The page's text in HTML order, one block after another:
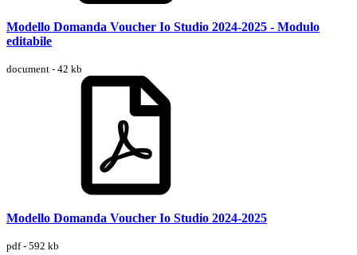
Modello Domanda Voucher Io Studio 2024-2025 - Modulo
editabile
document - 42 kb
Modello Domanda Voucher Io Studio 2024-2025
pdf - 592 kb